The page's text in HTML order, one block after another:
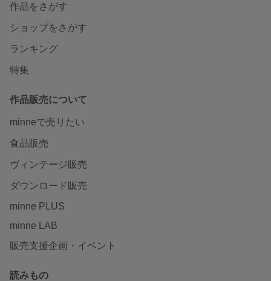
作品をさがす
ショップをさがす
ランキング
特集
作品販売について
minneで売りたい
食品販売
ヴィンテージ販売
ダウンロード販売
minne PLUS
minne LAB
販売支援企画・イベント
読みもの